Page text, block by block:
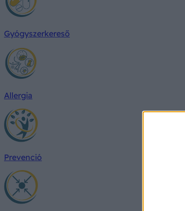
Gyógyszerkereső
Allergia
Prevenció